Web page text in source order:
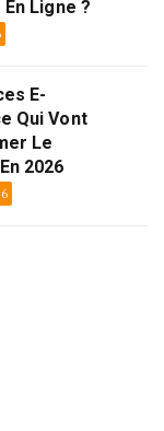
En Ligne ?
E-
Qui Vont
Le
2026